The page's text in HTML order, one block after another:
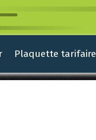
Plaquette tarifaire